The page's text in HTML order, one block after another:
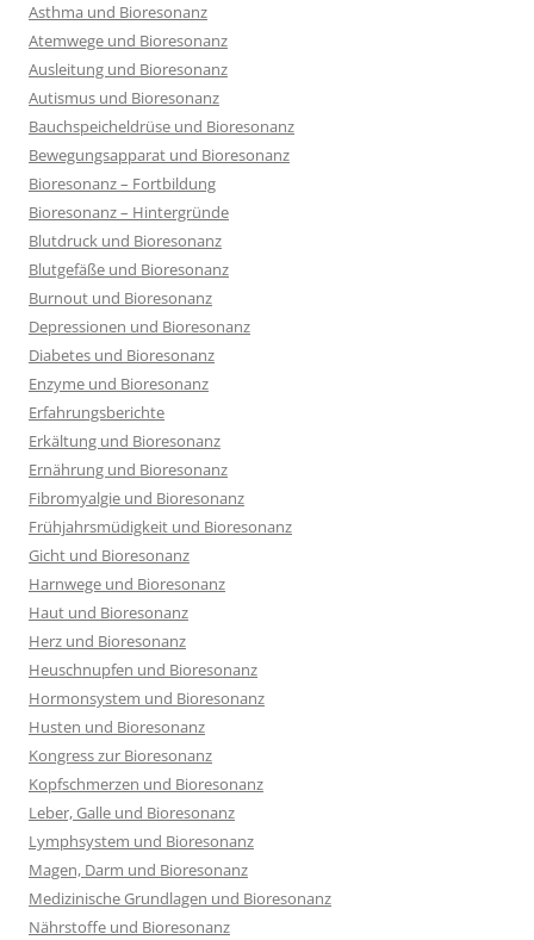
Asthma und Bioresonanz
Atemwege und Bioresonanz
Ausleitung und Bioresonanz
Autismus und Bioresonanz
Bauchspeicheldrüse und Bioresonanz
Bewegungsapparat und Bioresonanz
Bioresonanz – Fortbildung
Bioresonanz – Hintergründe
Blutdruck und Bioresonanz
Blutgefäße und Bioresonanz
Burnout und Bioresonanz
Depressionen und Bioresonanz
Diabetes und Bioresonanz
Enzyme und Bioresonanz
Erfahrungsberichte
Erkältung und Bioresonanz
Ernährung und Bioresonanz
Fibromyalgie und Bioresonanz
Frühjahrsmüdigkeit und Bioresonanz
Gicht und Bioresonanz
Harnwege und Bioresonanz
Haut und Bioresonanz
Herz und Bioresonanz
Heuschnupfen und Bioresonanz
Hormonsystem und Bioresonanz
Husten und Bioresonanz
Kongress zur Bioresonanz
Kopfschmerzen und Bioresonanz
Leber, Galle und Bioresonanz
Lymphsystem und Bioresonanz
Magen, Darm und Bioresonanz
Medizinische Grundlagen und Bioresonanz
Nährstoffe und Bioresonanz